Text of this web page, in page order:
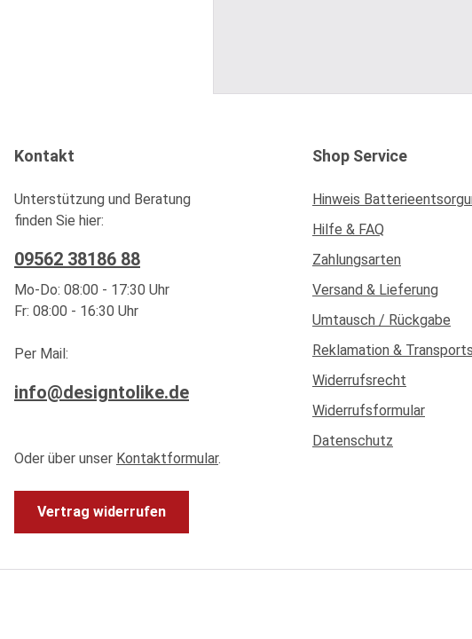
Kontakt
Unterstützung und Beratung
finden Sie hier:
09562 38186 88
Mo-Do: 08:00 - 17:30 Uhr
Fr: 08:00 - 16:30 Uhr
Per Mail:
info@designtolike.de
Oder über unser Kontaktformular.
Vertrag widerrufen
Shop Service
Hinweis
Hilfe & FAQ
Zahlungsarten
Versand & Lieferung
Umtausch / Rückgabe
Reklamation &
Widerrufsrecht
Widerrufsformular
Datenschutz